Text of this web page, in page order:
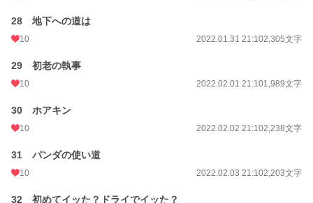
28 地下への道は
10 2022.01.31 21:102,305文字
29 初老の執事
10 2022.02.01 21:101,989文字
30 ホアキン
10 2022.02.02 21:102,238文字
31 パンダの使い道
10 2022.02.03 21:102,203文字
32 初めてイッた？ドライでイッた？